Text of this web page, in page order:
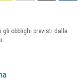
gli obblighi previsti dalla